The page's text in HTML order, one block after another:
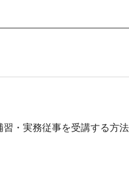
・実務従事を受講する方